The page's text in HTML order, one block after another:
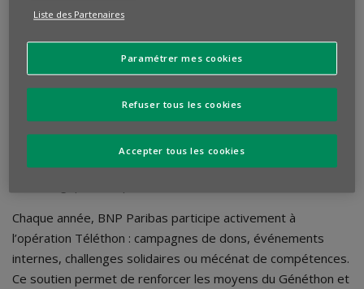
événements comme le célèbre Téléthon, organisé
chaque année depuis 1987.
Le Téléthon est bien plus qu’un événement caritatif : c’est
une démonstration nationale de solidarité. Les fonds
collectés permettent de financer des programmes de
recherche, des essais cliniques et des plateformes
Chaque année, BNP Paribas participe activement à
l’opération Téléthon : campagnes de dons, événements
internes, challenges solidaires ou mécénat de compétences.
Ce soutien permet de renforcer les moyens du Généthon et
Liste des Partenaires
Paramétrer mes cookies
Refuser tous les cookies
Accepter tous les cookies